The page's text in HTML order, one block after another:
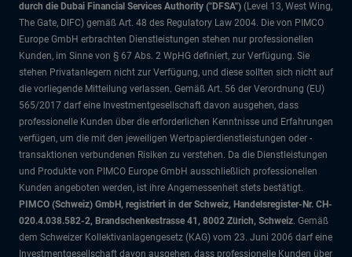
durch die Dubai Financial Services Authority ("DFSA") (Level 13, West Wing,
The Gate, DIFC) gemäß Art. 48 des Regulatory Law 2004. Die von PIMCO
Europe GmbH erbrachten Dienstleistungen stehen nur professionellen
Kunden, im Sinne von § 67 Abs. 2 WpHG definiert, zur Verfügung. Sie
stehen Privatanlegern nicht zur Verfügung, und diese sollten sich nicht auf
die vorliegende Mitteilung verlassen. Gemäß Art. 56 der Verordnung (EU)
565/2017 darf eine Investmentgesellschaft davon ausgehen, dass
professionelle Kunden über die erforderlichen Kenntnisse und Erfahrungen
verfügen, um die mit den jeweiligen Wertpapierdienstleistungen oder -
transaktionen verbundenen Risiken zu verstehen. Da die Dienstleistungen
und Produkte von PIMCO Europe GmbH ausschließlich professionellen
Kunden angeboten werden, ist ihre Angemessenheit stets bestätigt.
PIMCO (Schweiz) GmbH, registriert in der Schweiz, Handelsregister-Nr. CH-
020.4.038.582-2, Brandschenkestrasse 41, 8002 Zürich, Schweiz. Gemäß
dem Schweizer Kollektivanlagengesetz (KAG) vom 23. Juni 2006 darf eine
Investmentgesellschaft davon ausgehen, dass professionelle Kunden über